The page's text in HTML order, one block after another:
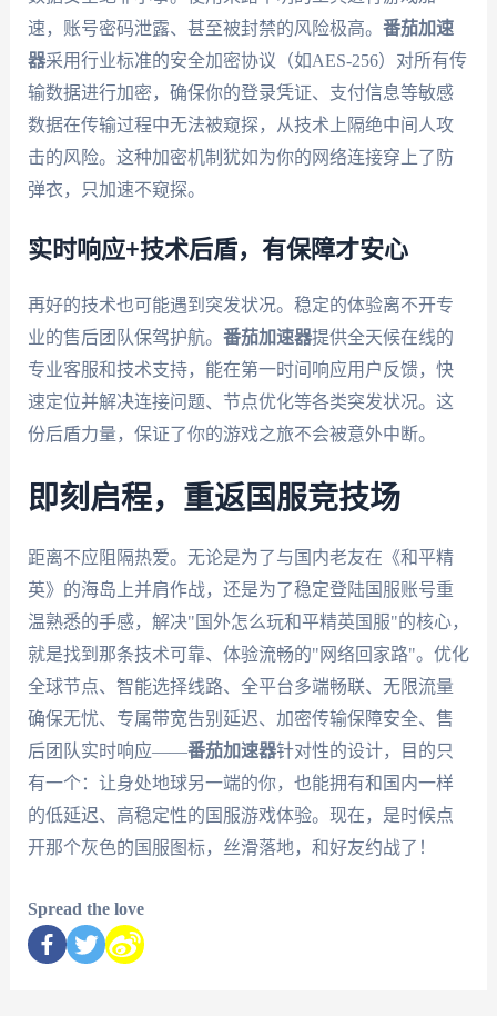
速，账号密码泄露、甚至被封禁的风险极高。 番茄加速
器采用行业标准的安全加密协议（如AES-256）对所有传
输数据进行加密，确保你的登录凭证、支付信息等敏感
数据在传输过程中无法被窥探，从技术上隔绝中间人攻
击的风险。这种加密机制犹如为你的网络连接穿上了防
弹衣，只加速不窥探。
实时响应+技术后盾，有保障才安心
再好的技术也可能遇到突发状况。稳定的体验离不开专
业的售后团队保驾护航。 番茄加速器提供全天候在线的
专业客服和技术支持，能在第一时间响应用户反馈，快
速定位并解决连接问题、节点优化等各类突发状况。这
份后盾力量，保证了你的游戏之旅不会被意外中断。
即刻启程，重返国服竞技场
距离不应阻隔热爱。无论是为了与国内老友在《和平精
英》的海岛上并肩作战，还是为了稳定登陆国服账号重
温熟悉的手感，解决"国外怎么玩和平精英国服"的核心，
就是找到那条技术可靠、体验流畅的"网络回家路"。优化
全球节点、智能选择线路、全平台多端畅联、无限流量
确保无忧、专属带宽告别延迟、加密传输保障安全、售
后团队实时响应——番茄加速器针对性的设计，目的只
有一个：让身处地球另一端的你，也能拥有和国内一样
的低延迟、高稳定性的国服游戏体验。现在，是时候点
开那个灰色的国服图标，丝滑落地，和好友约战了！
Spread the love